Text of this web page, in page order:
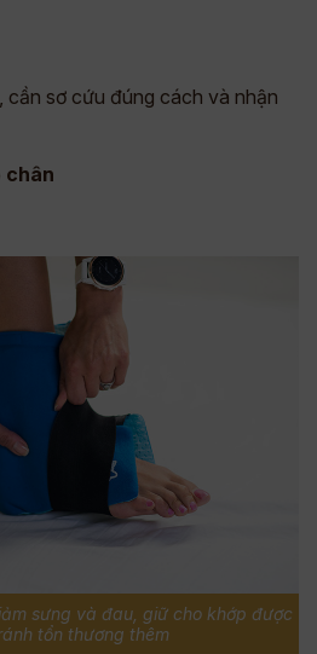
cần sơ cứu đúng cách và nhận
chân
sưng và đau, giữ cho khớp được
tổn thương thêm